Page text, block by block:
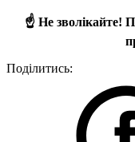
☝️ Не зволікайте!
Поділитись: